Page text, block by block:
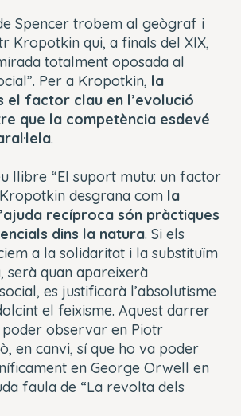
Spencer trobem al geògraf i
Kropotkin qui, a finals del XIX,
totalment oposada al
Per a Kropotkin, la
el factor clau en l’evolució
que la competència esdevé
.
llibre “El suport mutu: un factor
desgrana com la
recíproca són pràctiques
dins la natura. Si els
a la solidaritat i la substituïm
serà quan apareixerà
es justificarà l’absolutisme
el feixisme. Aquest darrer
observar en Piotr
en canvi, sí que ho va poder
en George Orwell en
faula de “La revolta dels